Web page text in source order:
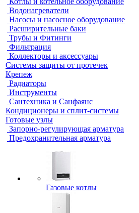
Водонагреватели
Насосы и насосное оборудование
Расширительные баки
Трубы и Фитинги
Фильтрация
Коллекторы и аксессуары
Системы защиты от протечек
Крепеж
Радиаторы
Инструменты
Сантехника и Санфаянс
Кондиционеры и сплит-системы
Готовые узлы
Запорно-регулирующая арматура
Предохранительная арматура
Газовые котлы